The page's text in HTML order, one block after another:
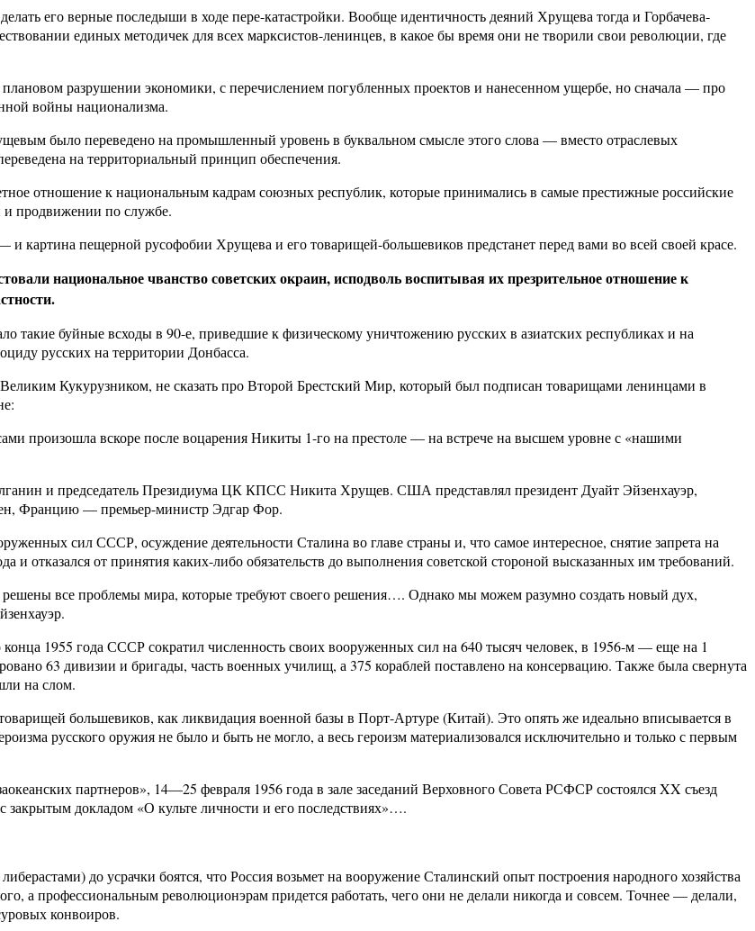
его верные последыши в ходе пере-катастройки. Вообще идентичность деяний Хрущева тогда и Горбачева-
единых методичек для всех марксистов-ленинцев, в какое бы время они не творили свои революции, где
разрушении экономики, с перечислением погубленных проектов и нанесенном ущербе, но сначала — про
войны национализма.
было переведено на промышленный уровень в буквальном смысле этого слова — вместо отраслевых
на территориальный принцип обеспечения.
отношение к национальным кадрам союзных республик, которые принимались в самые престижные российские
и продвижении по службе.
картина пещерной русофобии Хрущева и его товарищей-большевиков предстанет перед вами во всей своей красе.
национальное чванство советских окраин, исподволь воспитывая их презрительное отношение к
такие буйные всходы в 90-е, приведшие к физическому уничтожению русских в азиатских республиках и на
русских на территории Донбасса.
Кукурузником, не сказать про Второй Брестский Мир, который был подписан товарищами ленинцами в
произошла вскоре после воцарения Никиты 1-го на престоле — на встрече на высшем уровне с «нашими
и председатель Президиума ЦК КПСС Никита Хрущев. США представлял президент Дуайт Эйзенхауэр,
Францию — премьер-министр Эдгар Фор.
сил СССР, осуждение деятельности Сталина во главе страны и, что самое интересное, снятие запрета на
и отказался от принятия каких-либо обязательств до выполнения советской стороной высказанных им требований.
все проблемы мира, которые требуют своего решения…. Однако мы можем разумно создать новый дух,
1955 года СССР сократил численность своих вооруженных сил на 640 тысяч человек, в 1956-м — еще на 1
63 дивизии и бригады, часть военных училищ, а 375 кораблей поставлено на консервацию. Также была свернута
на слом.
большевиков, как ликвидация военной базы в Порт-Артуре (Китай). Это опять же идеально вписывается в
русского оружия не было и быть не могло, а весь героизм материализовался исключительно и только с первым
партнеров», 14—25 февраля 1956 года в зале заседаний Верховного Совета РСФСР состоялся XX съезд
докладом «О культе личности и его последствиях»….
до усрачки боятся, что Россия возьмет на вооружение Сталинский опыт построения народного хозяйства
а профессиональным революционэрам придется работать, чего они не делали никогда и совсем. Точнее — делали,
конвоиров.